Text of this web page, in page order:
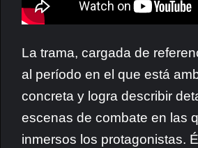
La trama, cargada de
al período en el que está
concreta y logra describir
escenas de combate en las
inmersos los protagonistas.